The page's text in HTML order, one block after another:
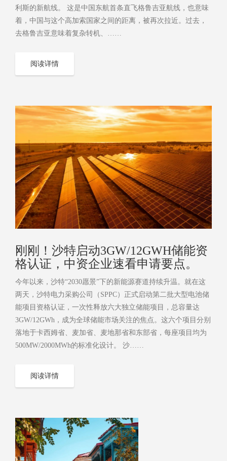
利斯的新航线。 这是中国东航首条直飞格鲁吉亚航线，也意味
着，中国与这个高加索国家之间的距离，被再次拉近。过去，
去格鲁吉亚意味着复杂转机、……
阅读详情
刚刚！沙特启动3GW/12GWH储能资
格认证，中资企业速看申请要点。
今年以来，沙特“2030愿景”下的新能源赛道持续升温。就在这
两天，沙特电力采购公司（SPPC）正式启动第二批大型电池储
能项目资格认证，一次性释放六大独立储能项目，总容量达
3GW/12GWh，成为全球储能市场关注的焦点。这六个项目分别
落地于卡西姆省、麦加省、麦地那省和东部省，每座项目均为
500MW/2000MWh的标准化设计。 沙……
阅读详情